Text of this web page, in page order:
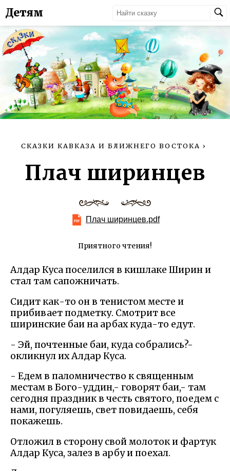
Детям
СКАЗКИ КАВКАЗА И БЛИЖНЕГО ВОСТОКА ›
Плач ширинцев
Плач ширинцев.pdf
Приятного чтения!
Алдар Куса поселился в кишлаке Ширин и
стал там сапожничать.
Сидит как-то он в тенистом месте и
прибивает подметку. Смотрит все
ширинские баи на арбах куда-то едут.
- Эй, почтенные баи, куда собрались?-
окликнул их Алдар Куса.
- Едем в паломничество к священным
местам в Бого-уддин,- говорят баи,- там
сегодня праздник в честь святого, поедем с
нами, погуляешь, свет повидаешь, себя
покажешь.
Отложил в сторону свой молоток и фартук
Алдар Куса, залез в арбу и поехал.